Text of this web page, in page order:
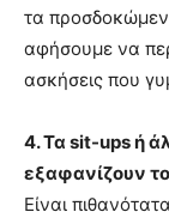
τα
αφήσουμε να
ασκήσεις που
4. Τα sit-ups ή
εξαφανίζουν
Είναι